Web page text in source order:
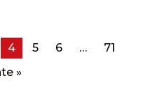
4 5 6 …
71
»